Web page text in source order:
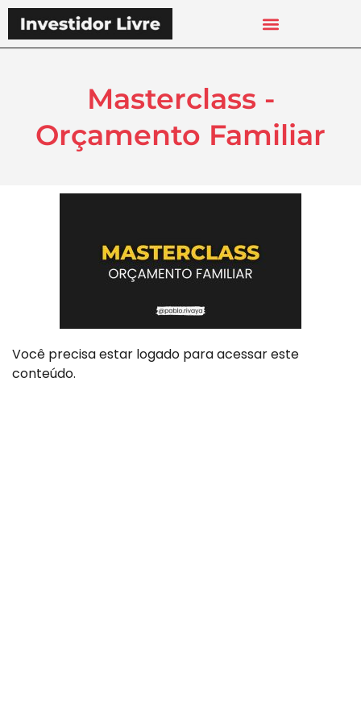
Masterclass -
Orçamento Familiar
Você precisa estar logado para acessar este
conteúdo.